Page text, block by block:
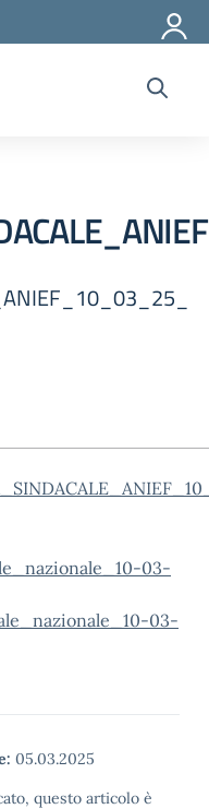
03-
03-
05.03.2025
questo articolo è